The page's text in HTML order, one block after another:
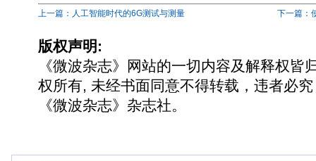
上一篇：人工智能时代的6G测试与测量 下一篇：
版权声明:
《微波杂志》网站的一切内容及解释权皆
权所有, 未经书面同意不得转载，违者必
《微波杂志》杂志社。